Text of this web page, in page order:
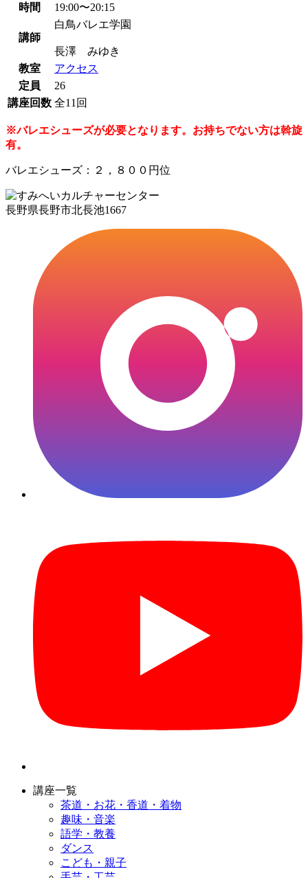
時間
19:00〜20:15
講師
白鳥バレエ学園
長澤 みゆき
教室
アクセス
定員
26
講座回数 全11回
※バレエシューズが必要となります。お持ちでない方は斡旋
有。
バレエシューズ：２，８００円位
長野県長野市北長池1667
講座一覧
茶道・お花・香道・着物
趣味・音楽
語学・教養
ダンス
こども・親子